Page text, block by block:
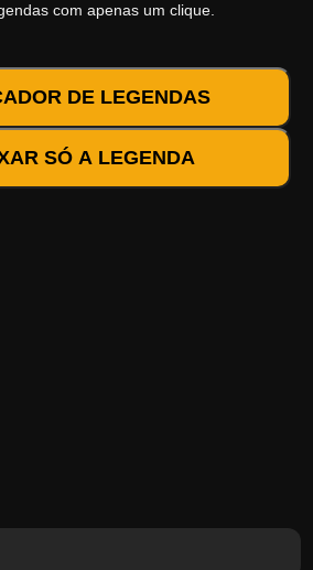
com apenas um clique.
DE LEGENDAS
SÓ A LEGENDA